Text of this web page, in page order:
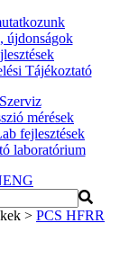
újdonságok
Tájékoztató
Szerviz
mérések
fejlesztések
laboratórium
ENG
> PCS HFRR